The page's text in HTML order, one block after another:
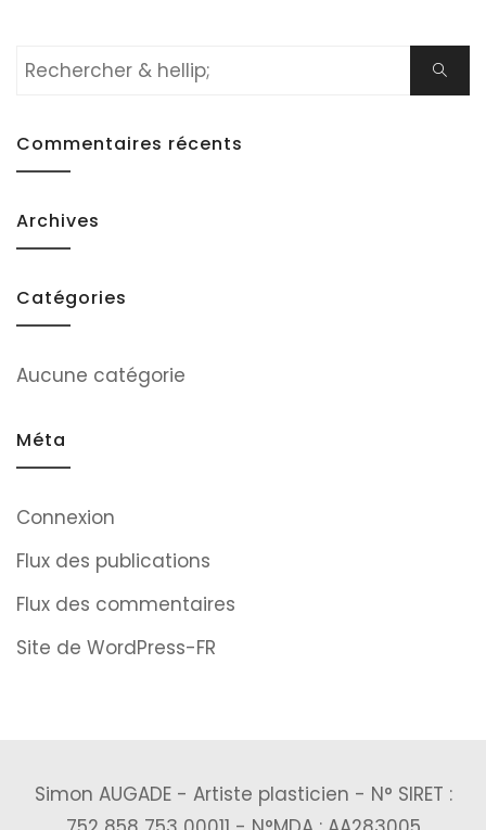
Rechercher:
Commentaires récents
Archives
Catégories
Aucune catégorie
Méta
Connexion
Flux des publications
Flux des commentaires
Site de WordPress-FR
Simon AUGADE - Artiste plasticien - N° SIRET :